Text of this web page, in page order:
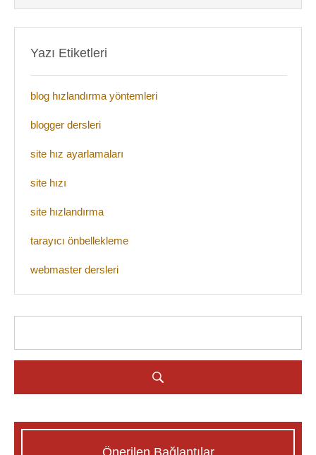
Yazı Etiketleri
blog hızlandırma yöntemleri
blogger dersleri
site hız ayarlamaları
site hızı
site hızlandırma
tarayıcı önbellekleme
webmaster dersleri